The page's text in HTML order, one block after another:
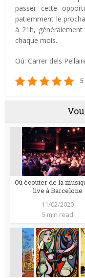
passer cette
patiemment le
à 21h, généralement
chaque mois.
Où: Carrer dels
5
Où écouter de la
live à Barcelone
11/02/2020
5 min read